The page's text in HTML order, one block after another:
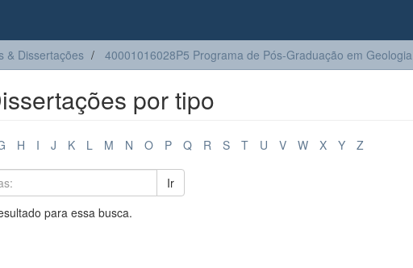
& Dissertações 40001016028P5 Programa de Pós-Graduação em Geologia
por tipo
H I J K L M N O P Q R S T U V W X Y Z
Ir
para essa busca.